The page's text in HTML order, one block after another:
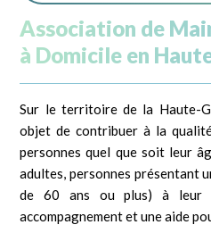
Association de
à Domicile en
Sur le territoire de la Haute-
objet de contribuer à la
personnes quel que soit leur
adultes, personnes présentant
de 60 ans ou plus) à leur
accompagnement et une aide